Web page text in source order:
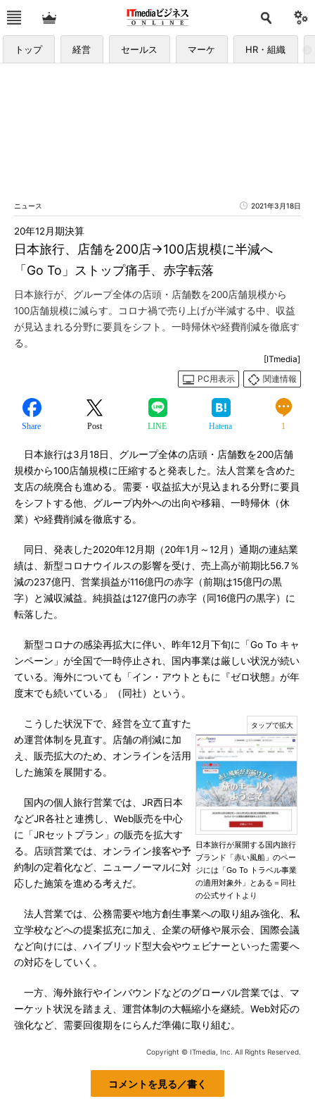
トップ 経営 セールス マーケ HR・組織
ニュース 2021年3月18日
日本旅行、店舗を200店→100店規模に半減へ
「Go To」ストップ痛手、赤字転落
20年12月期決算
日本旅行が、グループ全体の店頭・店舗数を200店舗規模から
100店舗規模に減らす。コロナ禍で売り上げが半減する中、収益
が見込まれる分野に要員をシフト。一時帰休や経費削減を徹底す
る。
[ITmedia]
PC用表示
関連情報
Share Post LINE Hatena 1
日本旅行は3月18日、グループ全体の店頭・店舗数を200店舗
規模から100店舗規模に圧縮すると発表した。法人営業を含めた
支店の統廃合も進める。需要・収益拡大が見込まれる分野に要員
をシフトする他、グループ内外への出向や移籍、一時帰休（休
業）や経費削減を徹底する。
同日、発表した2020年12月期（20年1月～12月）通期の連結業
績は、新型コロナウイルスの影響を受け、売上高が前期比56.7％
減の237億円、営業損益が116億円の赤字（前期は15億円の黒
字）と減収減益。純損益は127億円の赤字（同16億円の黒字）に
転落した。
新型コロナの感染再拡大に伴い、昨年12月下旬に「Go To キャ
ンペーン」が全国で一時停止され、国内事業は厳しい状況が続い
ている。海外についても「イン・アウトともに『ゼロ状態』が年
度末でも続いている」（同社）という。
日本旅行が展開する国内旅行
ブランド「赤い風船」のペー
ジには「Go To トラベル事業
の適用対象外」とある＝同社
の公式サイトより
こうした状況下で、経営を立て直すた
め運営体制を見直す。店舗の削減に加
え、販売拡大のため、オンラインを活用
した施策を展開する。
国内の個人旅行営業では、JR西日本
などJR各社と連携し、Web販売を中心
に「JRセットプラン」の販売を拡大す
る。店頭営業では、オンライン接客や予
約制の定着化など、ニューノーマルに対
応した施策を進める考えだ。
法人営業では、公務需要や地方創生事業への取り組み強化、私
立学校などへの提案拡充に加え、企業の研修や展示会、国際会議
など向けには、ハイブリッド型大会やウェビナーといった需要へ
の対応をしていく。
一方、海外旅行やインバウンドなどのグローバル営業では、マ
ーケット状況を踏まえ、運営体制の大幅縮小を継続。Web対応の
強化など、需要回復期をにらんだ準備に取り組む。
Copyright © ITmedia, Inc. All Rights Reserved.
コメントを見る／書く